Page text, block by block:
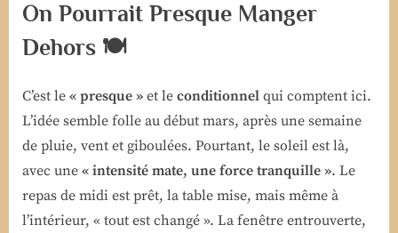
On Pourrait Presque Manger
Dehors 🍽️
C’est le « presque » et le conditionnel qui comptent ici.
L’idée semble folle au début mars, après une semaine
de pluie, vent et giboulées. Pourtant, le soleil est là,
avec une « intensité mate, une force tranquille ». Le
repas de midi est prêt, la table mise, mais même à
l’intérieur, « tout est changé ». La fenêtre entrouverte,